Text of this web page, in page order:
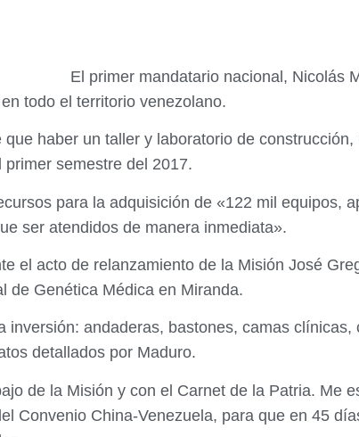
El primer mandatario nacional, Nicolás
todo el territorio venezolano.
haber un taller y laboratorio de
semestre del 2017.
para la adquisición de «122 mil equipos,
ser atendidos de manera inmediata».
el acto de relanzamiento de la Misión José
de Genética Médica en Miranda.
inversión: andaderas, bastones, camas
detallados por Maduro.
de la Misión y con el Carnet de la Patria. Me
Convenio China-Venezuela, para que en 45